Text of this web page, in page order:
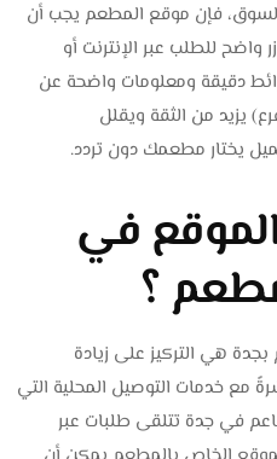
فإن موقع المطعم يجب أن
واضح للطلب عبر الإنترنت أو
دقيقة ومعلومات واضحة عن
يزيد من الثقة ويقلل
يختار مطعمك دون تردد.
في
؟
هي التركيز على زيادة
مع خدمات التوصيل المحلية التي
في جدة تتلقى طلبات عبر